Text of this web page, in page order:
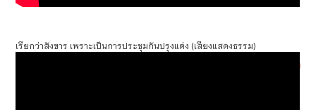
เรียกว่าสังขาร เพราะเป็นการประชุมกันปรุงแต่ง (เสียงแสดงธรรม)